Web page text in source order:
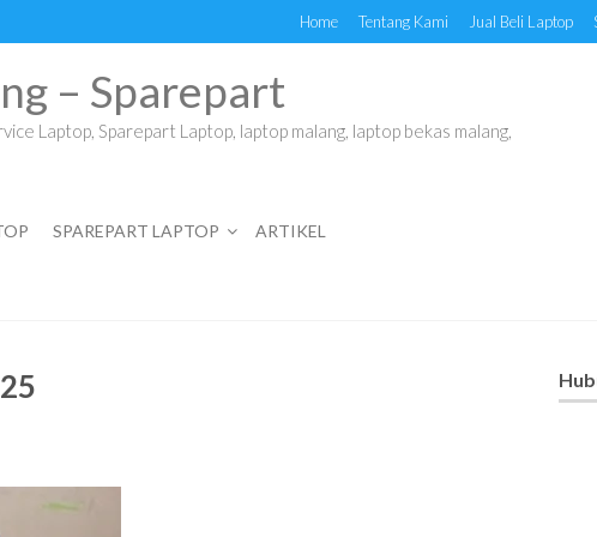
Home Tentang Kami Jual Beli Laptop
– Sparepart
Laptop, Sparepart Laptop, laptop malang, laptop bekas malang,
SPAREPART LAPTOP
ARTIKEL